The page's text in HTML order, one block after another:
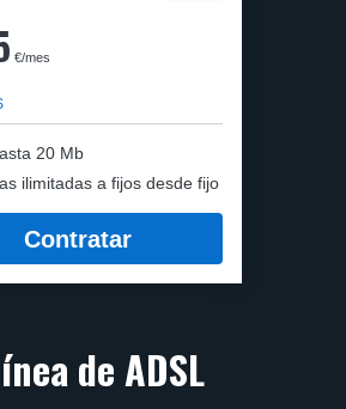
€/mes
20 Mb
ilimitadas a fijos desde fijo
Contratar
de ADSL